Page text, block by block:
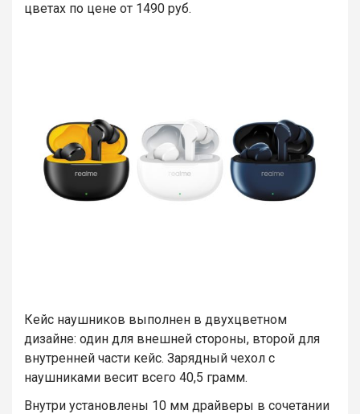
цветах по цене от 1490 руб.
Кейс наушников выполнен в двухцветном
дизайне: один для внешней стороны, второй для
внутренней части кейс. Зарядный чехол с
наушниками весит всего 40,5 грамм.
Внутри установлены 10 мм драйверы в сочетании